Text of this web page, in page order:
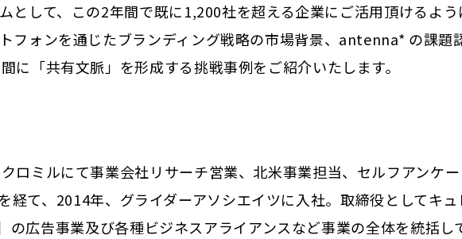
として、この2年間で既に1,200社を超える企業にご活用頂けるよう
フォンを通じたブランディング戦略の市場背景、antenna* の課題
に「共有文脈」を形成する挑戦事例をご紹介いたします。
ロミルにて事業会社リサーチ営業、北米事業担当、セルフアンケ
て、2014年、グライダーアソシエイツに入社。取締役としてキ
広告事業及び各種ビジネスアライアンスなど事業の全体を統括し